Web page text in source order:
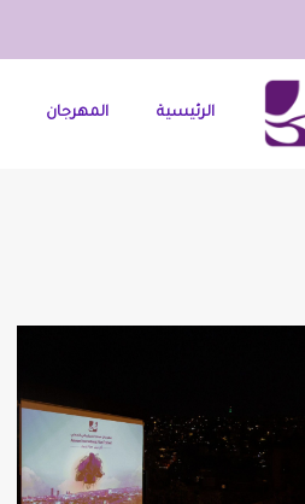
الرئيسية المهرجان